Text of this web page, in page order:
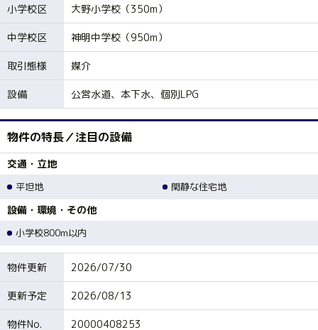
小学校区 大野小学校（350m）
中学校区 神明中学校（950m）
取引態様 媒介
設備 公営水道、本下水、個別LPG
物件の特長／注目の設備
交通・立地
平坦地 閑静な住宅地
設備・環境・その他
小学校800m以内
物件更新 2026/07/30
更新予定 2026/08/13
物件No. 20000408253